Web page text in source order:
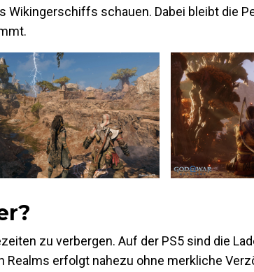
Wikingerschiffs schauen. Dabei bleibt die
zu verbergen. Auf der PS5 sind die
erfolgt nahezu ohne merkliche